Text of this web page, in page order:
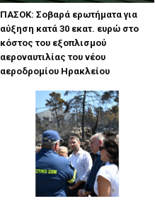
ΠΑΣΟΚ: Σοβαρά ερωτήματα για
αύξηση κατά 30 εκατ. ευρώ στο
κόστος του εξοπλισμού
αεροναυτιλίας του νέου
αεροδρομίου Ηρακλείου